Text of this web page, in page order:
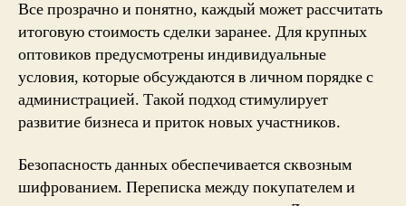
Все прозрачно и понятно, каждый может рассчитать
итоговую стоимость сделки заранее. Для крупных
оптовиков предусмотрены индивидуальные
условия, которые обсуждаются в личном порядке с
администрацией. Такой подход стимулирует
развитие бизнеса и приток новых участников.
Безопасность данных обеспечивается сквозным
шифрованием. Переписка между покупателем и